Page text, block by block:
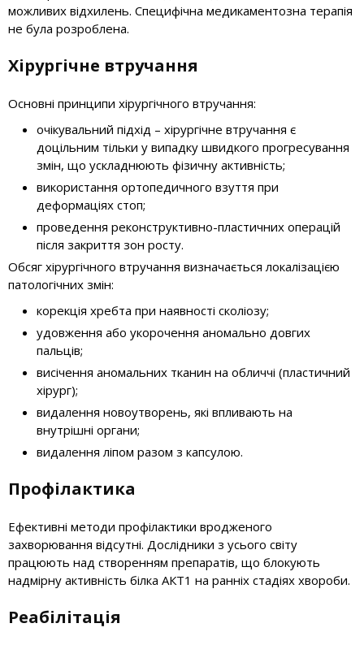
можливих відхилень. Специфічна медикаментозна терапія
не була розроблена.
Хірургічне втручання
Основні принципи хірургічного втручання:
очікувальний підхід – хірургічне втручання є
доцільним тільки у випадку швидкого прогресування
змін, що ускладнюють фізичну активність;
використання ортопедичного взуття при
деформаціях стоп;
проведення реконструктивно-пластичних операцій
після закриття зон росту.
Обсяг хірургічного втручання визначається локалізацією
патологічних змін:
корекція хребта при наявності сколіозу;
удовження або укорочення аномально довгих
пальців;
висічення аномальних тканин на обличчі (пластичний
хірург);
видалення новоутворень, які впливають на
внутрішні органи;
видалення ліпом разом з капсулою.
Профілактика
Ефективні методи профілактики вродженого
захворювання відсутні. Дослідники з усього світу
працюють над створенням препаратів, що блокують
надмірну активність білка АКТ1 на ранніх стадіях хвороби.
Реабілітація